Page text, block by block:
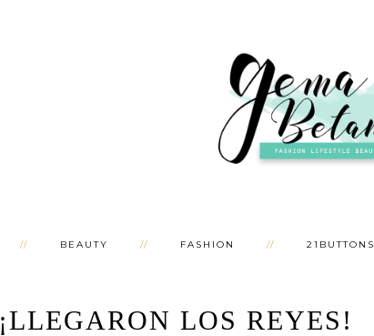
BEAUTY FASHION 21BUTTONS
¡LLEGARON LOS REYES!